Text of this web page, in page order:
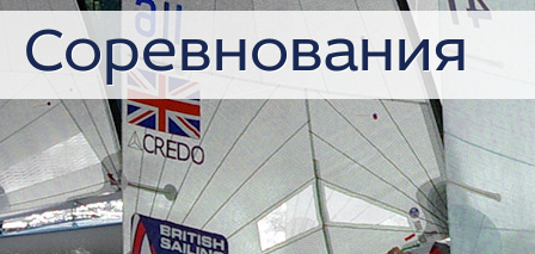
Соревнования